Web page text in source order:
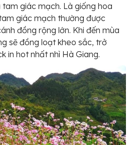
giác mạch. Là giống hoa
giác mạch thường được
đồng rộng lớn. Khi đến mùa
sẽ đồng loạt kheo sắc, trở
in hot nhất nhì Hà Giang.